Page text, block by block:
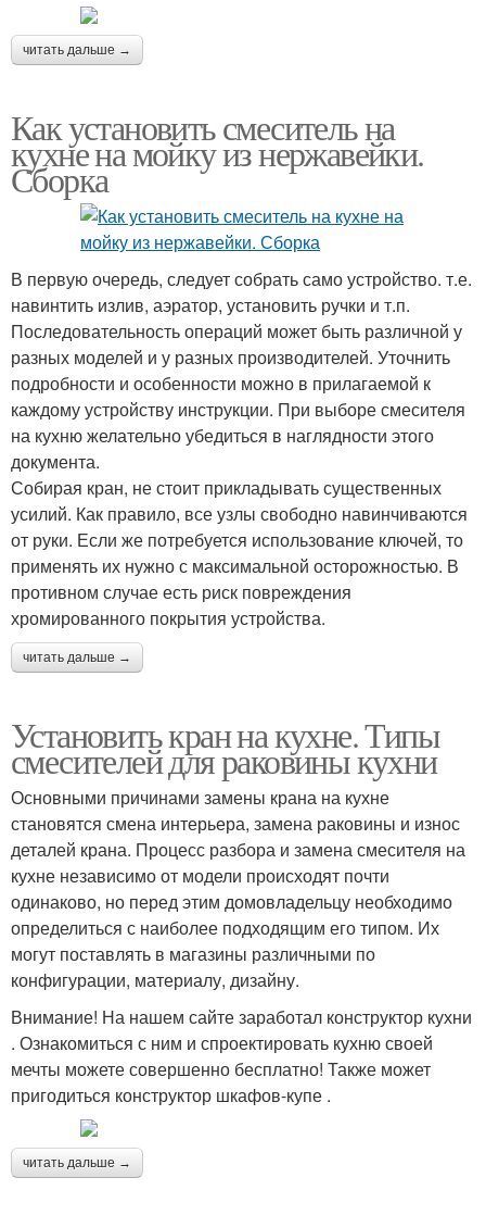
читать дальше →
Как установить смеситель на
кухне на мойку из нержавейки.
Сборка
В первую очередь, следует собрать само устройство. т.е.
навинтить излив, аэратор, установить ручки и т.п.
Последовательность операций может быть различной у
разных моделей и у разных производителей. Уточнить
подробности и особенности можно в прилагаемой к
каждому устройству инструкции. При выборе смесителя
на кухню желательно убедиться в наглядности этого
документа.
Собирая кран, не стоит прикладывать существенных
усилий. Как правило, все узлы свободно навинчиваются
от руки. Если же потребуется использование ключей, то
применять их нужно с максимальной осторожностью. В
противном случае есть риск повреждения
хромированного покрытия устройства.
читать дальше →
Установить кран на кухне. Типы
смесителей для раковины кухни
Основными причинами замены крана на кухне
становятся смена интерьера, замена раковины и износ
деталей крана. Процесс разбора и замена смесителя на
кухне независимо от модели происходят почти
одинаково, но перед этим домовладельцу необходимо
определиться с наиболее подходящим его типом. Их
могут поставлять в магазины различными по
конфигурации, материалу, дизайну.
Внимание! На нашем сайте заработал конструктор кухни
. Ознакомиться с ним и спроектировать кухню своей
мечты можете совершенно бесплатно! Также может
пригодиться конструктор шкафов-купе .
читать дальше →